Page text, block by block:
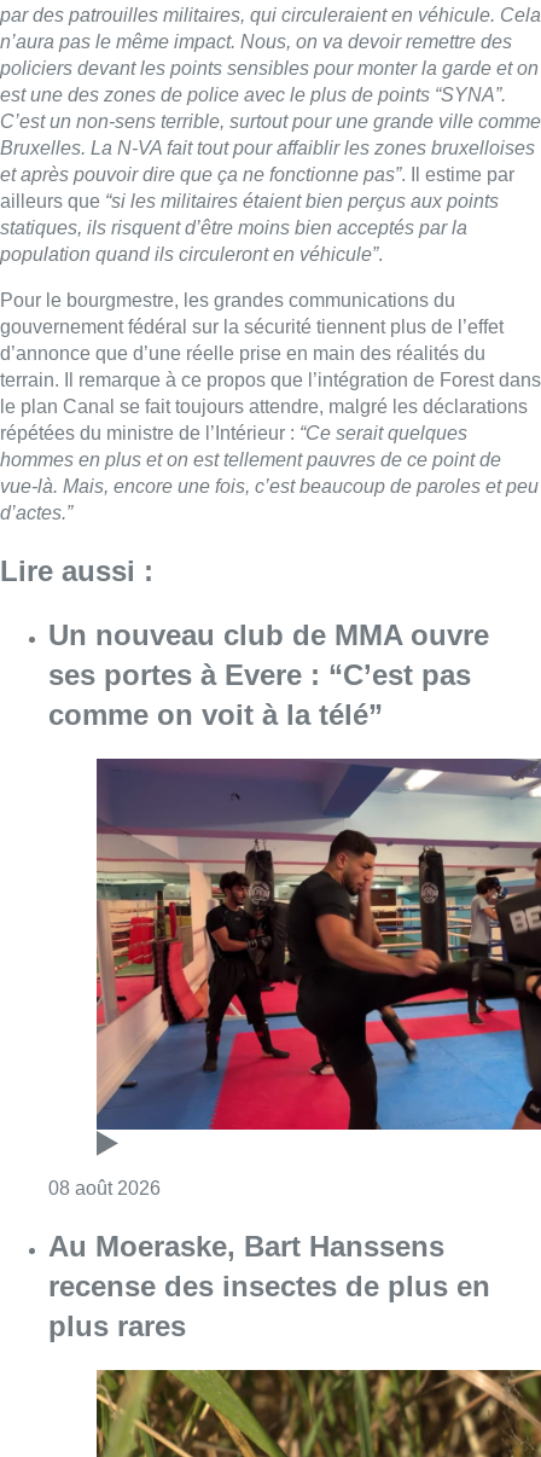
par des patrouilles militaires, qui circuleraient en véhicule. Cela
n’aura pas le même impact. Nous, on va devoir remettre des
policiers devant les points sensibles pour monter la garde et on
est une des zones de police avec le plus de points “SYNA”.
C’est un non-sens terrible, surtout pour une grande ville comme
Bruxelles. La N-VA fait tout pour affaiblir les zones bruxelloises
et après pouvoir dire que ça ne fonctionne pas”. Il estime par
ailleurs que “si les militaires étaient bien perçus aux points
statiques, ils risquent d’être moins bien acceptés par la
population quand ils circuleront en véhicule”.
Pour le bourgmestre, les grandes communications du
gouvernement fédéral sur la sécurité tiennent plus de l’effet
d’annonce que d’une réelle prise en main des réalités du
terrain. Il remarque à ce propos que l’intégration de Forest dans
le plan Canal se fait toujours attendre, malgré les déclarations
répétées du ministre de l’Intérieur : “Ce serait quelques
hommes en plus et on est tellement pauvres de ce point de
vue-là. Mais, encore une fois, c’est beaucoup de paroles et peu
d’actes.”
Lire aussi :
Un nouveau club de MMA ouvre
ses portes à Evere : “C’est pas
comme on voit à la télé”
08 août 2026
Au Moeraske, Bart Hanssens
recense des insectes de plus en
plus rares